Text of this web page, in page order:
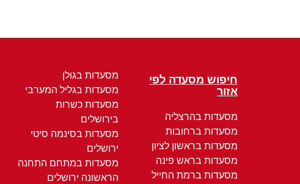
חיפוש מסעדה לפי
אזור
מסעדות בהרצליה
מסעדות ברחובות
מסעדות בראשון לציון
מסעדות בראש פינה
מסעדות ברמת החייל
מסעדות בגולן
מסעדות בגליל המערבי
מסעדות כשרות
בירושלים
מסעדות בסינמה סיטי
ירושלים
מסעדות במתחם התחנה
הראשונה ירושלים